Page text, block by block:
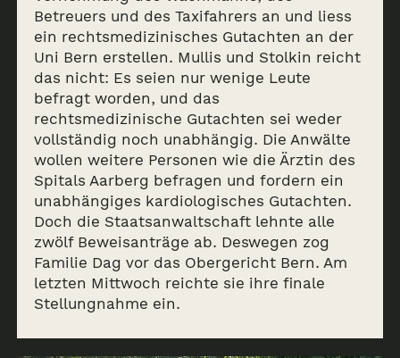
Betreuers und des Taxifahrers an und liess
ein rechtsmedizinisches Gutachten an der
Uni Bern erstellen. Mullis und Stolkin reicht
das nicht: Es seien nur wenige Leute
befragt worden, und das
rechtsmedizinische Gutachten sei weder
vollständig noch unabhängig. Die Anwälte
wollen weitere Personen wie die Ärztin des
Spitals Aarberg befragen und fordern ein
unabhängiges kardiologisches Gutachten.
Doch die Staatsanwaltschaft lehnte alle
zwölf Beweisanträge ab. Deswegen zog
Familie Dag vor das Obergericht Bern. Am
letzten Mittwoch reichte sie ihre finale
Stellungnahme ein.